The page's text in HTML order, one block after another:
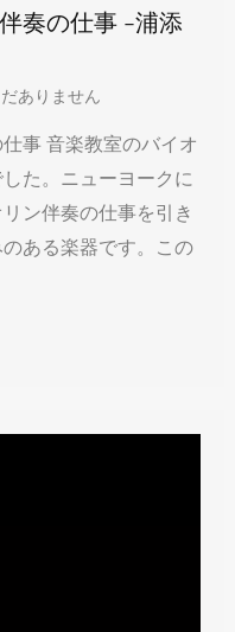
奏の仕事 -浦添
ありません
事 音楽教室のバイオ
た。ニューヨークに
ン伴奏の仕事を引き
ある楽器です。この